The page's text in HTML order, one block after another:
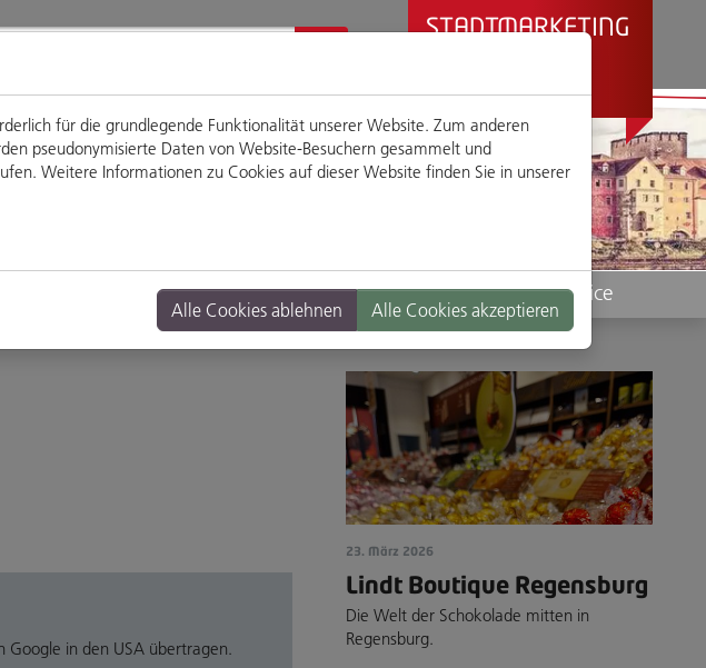
STADTMARKETING
PRÄSENTIERT
Veranstaltungen Standorte Service
in den USA übertragen.
23. März 2026
Lindt Boutique Regensburg
Die Welt der Schokolade mitten in
Regensburg.
für die grundlegende Funktionalität unserer Website. Zum anderen
pseudonymisierte Daten von Website-Besuchern gesammelt und
Weitere Informationen zu Cookies auf dieser Website finden Sie in unserer
Alle Cookies ablehnen Alle Cookies akzeptieren